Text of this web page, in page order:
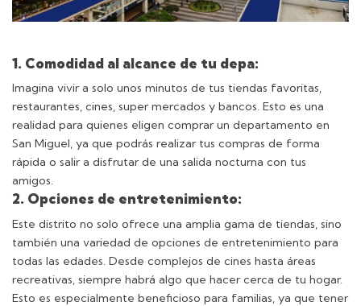
1. Comodidad al alcance de tu depa:
Imagina vivir a solo unos minutos de tus tiendas favoritas,
restaurantes, cines, super mercados y bancos. Esto es una
realidad para quienes eligen comprar un departamento en
San Miguel, ya que podrás realizar tus compras de forma
rápida o salir a disfrutar de una salida nocturna con tus
amigos.
2. Opciones de entretenimiento:
Este distrito no solo ofrece una amplia gama de tiendas, sino
también una variedad de opciones de entretenimiento para
todas las edades. Desde complejos de cines hasta áreas
recreativas, siempre habrá algo que hacer cerca de tu hogar.
Esto es especialmente beneficioso para familias, ya que tener